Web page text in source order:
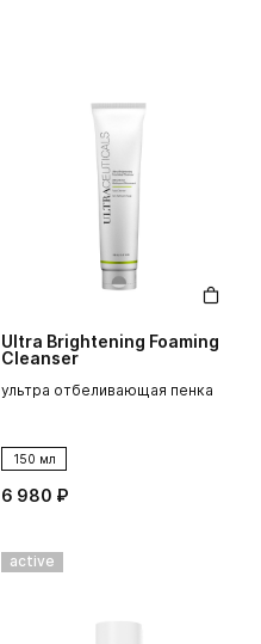
Ultra Brightening Foaming
Cleanser
ультра отбеливающая пенка
150 мл
6 980 ₽
active